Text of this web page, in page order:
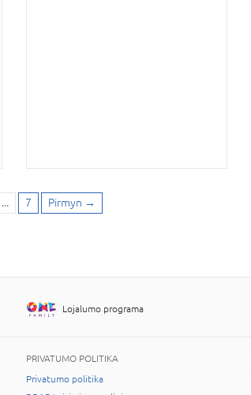
... 7 Pirmyn →
Lojalumo programa
PRIVATUMO POLITIKA
Privatumo politika